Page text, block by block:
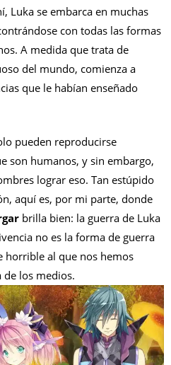
Luka se embarca en muchas
con todas las formas
A medida que trata de
del mundo, comienza a
que le habían enseñado
pueden reproducirse
son humanos, y sin embargo,
lograr eso. Tan estúpido
aquí es, por mi parte, donde
brilla bien: la guerra de Luka
no es la forma de guerra
horrible al que nos hemos
los medios.